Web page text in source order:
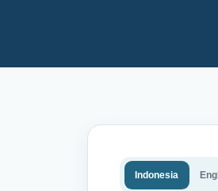
Indonesia